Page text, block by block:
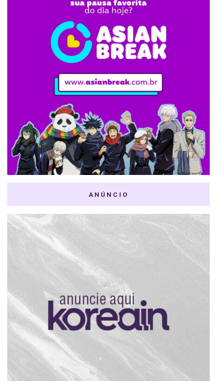
ANÚNCIO